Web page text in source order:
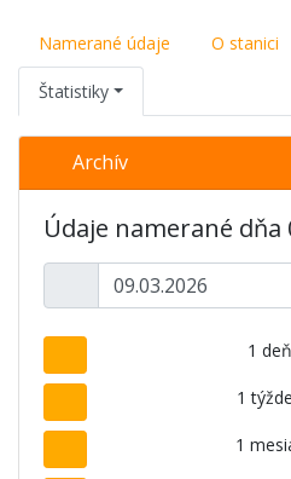
Namerané údaje O stanici
Štatistiky
Archív
Údaje namerané dňa
1 deň
1
1